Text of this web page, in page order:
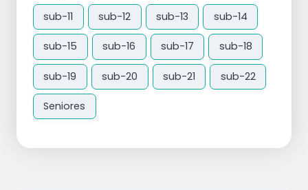
sub-11 sub-12 sub-13 sub-14
sub-15 sub-16 sub-17 sub-18
sub-19 sub-20 sub-21 sub-22
Seniores